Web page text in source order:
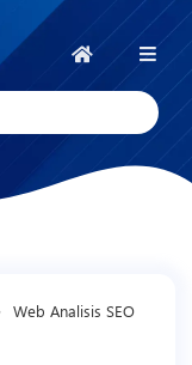
होम
Web Analisis SEO